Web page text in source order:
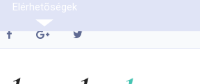
0620/9423290
Elérhetõségek